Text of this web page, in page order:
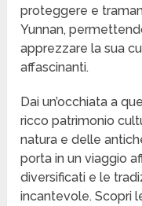
proteggere e
Yunnan,
apprezzare la sua
affascinanti.
Dai un’occhiata a
ricco patrimonio
natura e delle
porta in un viaggio
diversificati e le
incantevole. Scopri